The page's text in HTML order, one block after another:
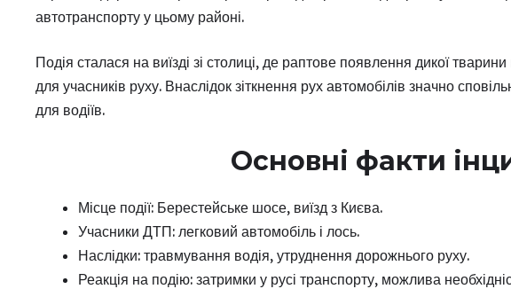
автотранспорту у цьому районі.
Подія сталася на виїзді зі столиці, де раптове появлення дикої
для учасників руху. Внаслідок зіткнення рух автомобілів значно
для водіїв.
Основні факти
Місце події: Берестейське шосе, виїзд з Києва.
Учасники ДТП: легковий автомобіль і лось.
Наслідки: травмування водія, утруднення дорожнього руху.
Реакція на подію: затримки у русі транспорту, можлива